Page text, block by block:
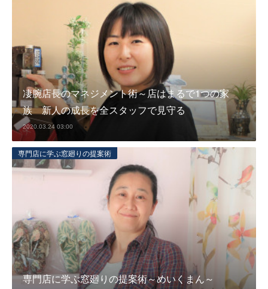
凄腕店長のマネジメント術～店はまるで1つの家
族 新人の成長を全スタッフで見守る
2020.03.24 03:00
専門店に学ぶ窓廻りの提案術
専門店に学ぶ窓廻りの提案術～めいくまん～